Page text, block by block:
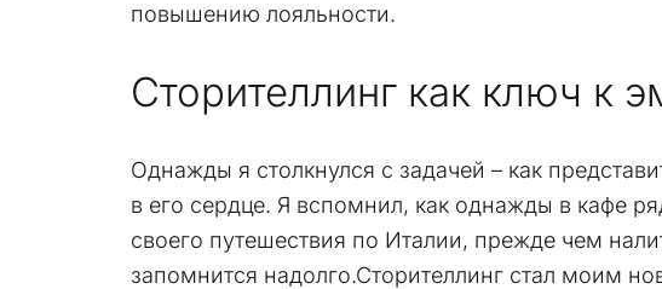
повышению лояльности.
Сторителлинг как ключ к
Однажды я столкнулся с задачей – как
в его сердце. Я вспомнил, как однажды в кафе
своего путешествия по Италии, прежде чем
запомнится надолго.Сторителлинг стал моим